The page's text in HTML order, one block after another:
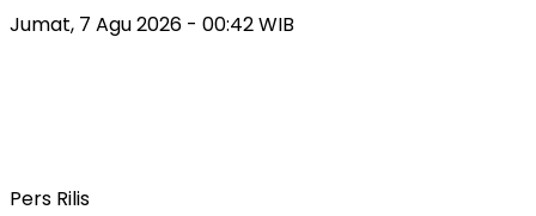
Jumat, 7 Agu 2026 - 00:42 WIB
Pers Rilis